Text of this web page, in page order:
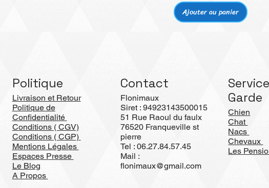
Ajouter au panier
Politique
Livraison et Retour
Politique de
Confidentialité
Conditions ( CGV)
Conditions ( CGP)
Mentions Légales
Espaces Presse
Le Blog
A Propos
Contact
Flonimaux
Siret : 94923143500015
51 Rue Raoul du faulx
76520 Franqueville st
pierre
Tel : 06.27.84.57.45
Mail :
flonimaux@gmail.com
Garde
Chien
Chat
Nacs
Chevaux
Les